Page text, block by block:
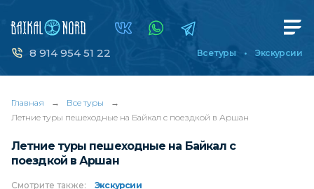
8 914 954 51 22 Все туры Экскурсии
Главная → Все туры
→
Летние туры пешеходные на Байкал с поездкой в Аршан
Летние туры пешеходные на Байкал с
поездкой в Аршан
Смотрите также: Экскурсии